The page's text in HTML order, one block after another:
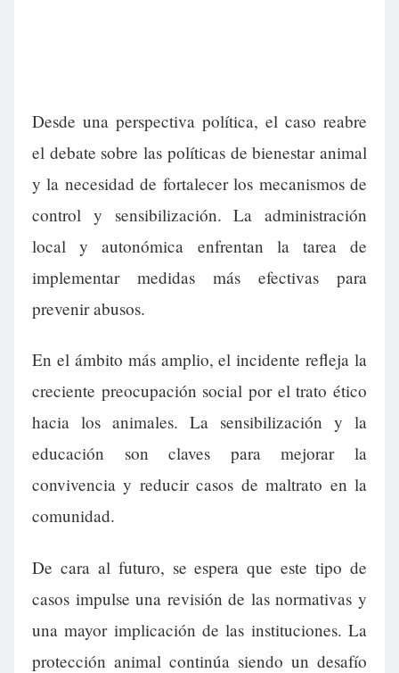
Desde una perspectiva política, el caso reabre
el debate sobre las políticas de bienestar animal
y la necesidad de fortalecer los mecanismos de
control y sensibilización. La administración
local y autonómica enfrentan la tarea de
implementar medidas más efectivas para
prevenir abusos.
En el ámbito más amplio, el incidente refleja la
creciente preocupación social por el trato ético
hacia los animales. La sensibilización y la
educación son claves para mejorar la
convivencia y reducir casos de maltrato en la
comunidad.
De cara al futuro, se espera que este tipo de
casos impulse una revisión de las normativas y
una mayor implicación de las instituciones. La
protección animal continúa siendo un desafío